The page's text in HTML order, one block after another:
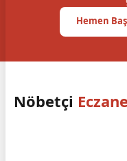
Hemen
Nöbetçi